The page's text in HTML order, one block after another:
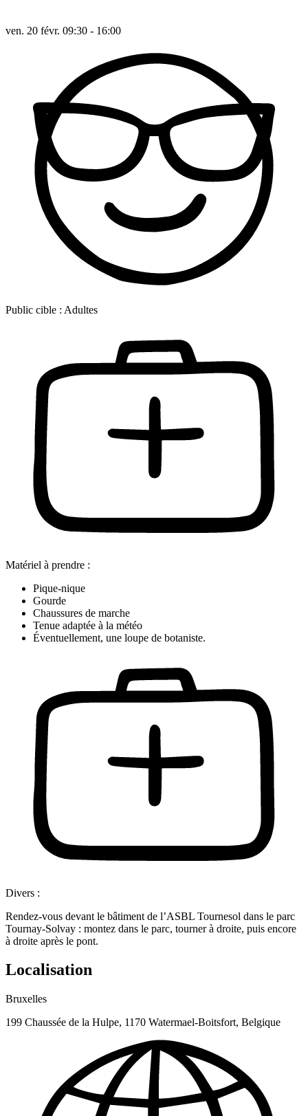
ven. 20 févr. 09:30 - 16:00
Public cible : Adultes
Matériel à prendre :
Pique-nique
Gourde
Chaussures de marche
Tenue adaptée à la météo
Éventuellement, une loupe de botaniste.
Divers :
Rendez-vous devant le bâtiment de l’ASBL Tournesol dans le parc
Tournay-Solvay : montez dans le parc, tourner à droite, puis encore
à droite après le pont.
Localisation
Bruxelles
199 Chaussée de la Hulpe, 1170 Watermael-Boitsfort, Belgique